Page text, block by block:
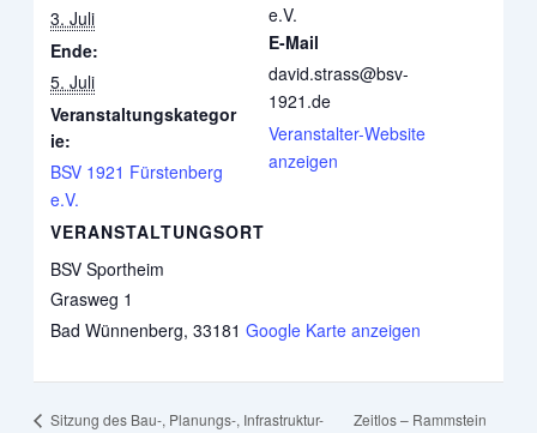
3. Juli
Ende:
5. Juli
Veranstaltungskategor
ie:
BSV 1921 Fürstenberg
e.V.
VERANSTALTUNGSORT
BSV Sportheim
Grasweg 1
Bad Wünnenberg, 33181 Google Karte anzeigen
e.V.
E-Mail
david.strass@bsv-
1921.de
Veranstalter-Website
anzeigen
Sitzung des Bau-, Planungs-, Infrastruktur-
Zeitlos – Rammstein